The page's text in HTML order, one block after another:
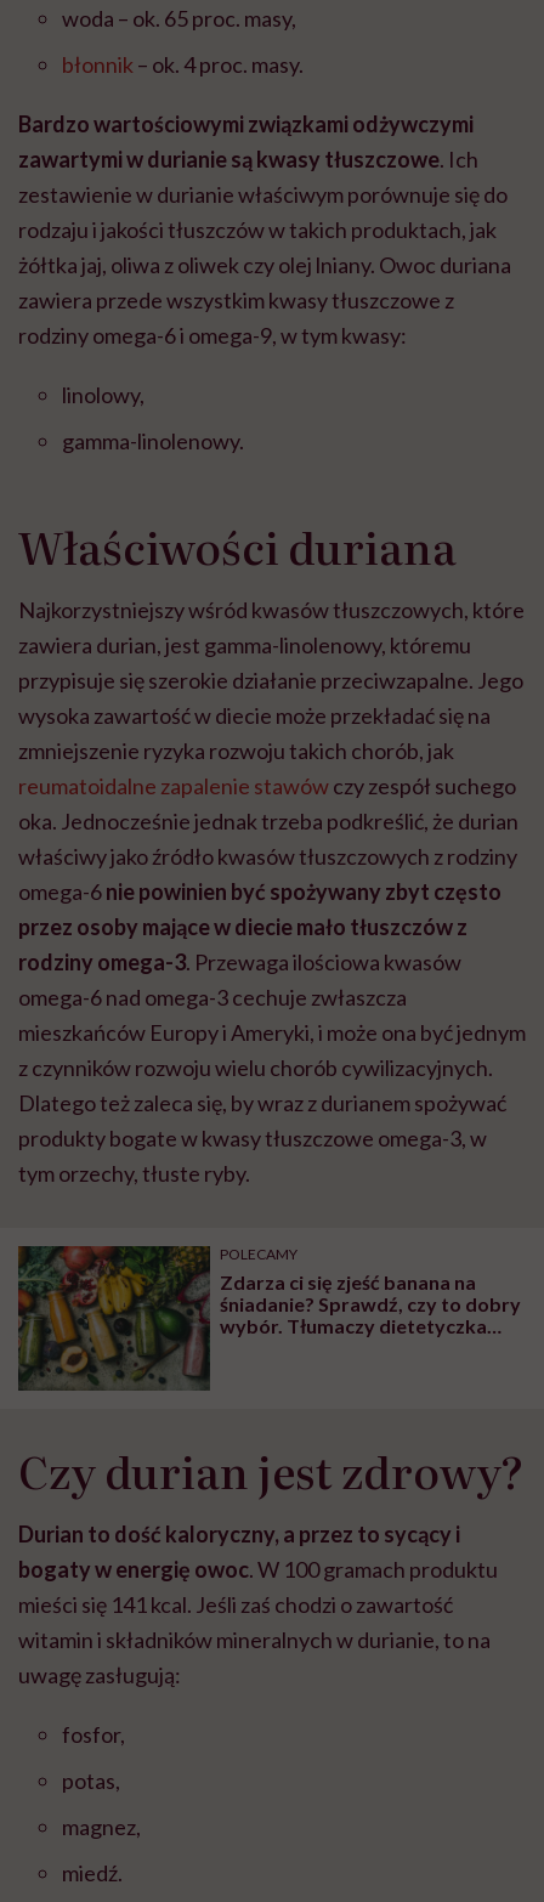
woda – ok. 65 proc. masy,
błonnik – ok. 4 proc. masy.
Bardzo wartościowymi związkami odżywczymi
zawartymi w durianie są kwasy tłuszczowe. Ich
zestawienie w durianie właściwym porównuje się do
rodzaju i jakości tłuszczów w takich produktach, jak
żółtka jaj, oliwa z oliwek czy olej lniany. Owoc duriana
zawiera przede wszystkim kwasy tłuszczowe z
rodziny omega-6 i omega-9, w tym kwasy:
linolowy,
gamma-linolenowy.
Właściwości duriana
Najkorzystniejszy wśród kwasów tłuszczowych, które
zawiera durian, jest gamma-linolenowy, któremu
przypisuje się szerokie działanie przeciwzapalne. Jego
wysoka zawartość w diecie może przekładać się na
zmniejszenie ryzyka rozwoju takich chorób, jak
reumatoidalne zapalenie stawówczy zespół suchego
oka. Jednocześnie jednak trzeba podkreślić, że durian
właściwy jako źródło kwasów tłuszczowych z rodziny
omega-6nie powinien być spożywany zbyt często
przez osoby mające w diecie mało tłuszczów z
rodziny omega-3. Przewaga ilościowa kwasów
omega-6 nad omega-3 cechuje zwłaszcza
mieszkańców Europy i Ameryki, i może ona być jednym
z czynników rozwoju wielu chorób cywilizacyjnych.
Dlatego też zaleca się, by wraz z durianem spożywać
produkty bogate w kwasy tłuszczowe omega-3, w
tym orzechy, tłuste ryby.
POLECAMY
Zdarza ci się zjeść banana na
śniadanie? Sprawdź, czy to dobry
wybór. Tłumaczy dietetyczka
Czy durian jest zdrowy?
Durian to dość kaloryczny, a przez to sycący i
bogaty w energię owoc. W 100 gramach produktu
mieści się 141 kcal. Jeśli zaś chodzi o zawartość
witamin i składników mineralnych w durianie, to na
uwagę zasługują:
fosfor,
potas,
magnez,
miedź.